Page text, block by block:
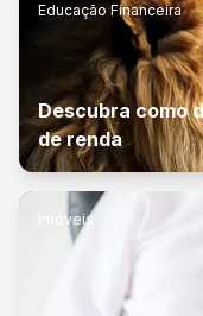
Educação Financeira
Descubra como
de renda
Imóveis